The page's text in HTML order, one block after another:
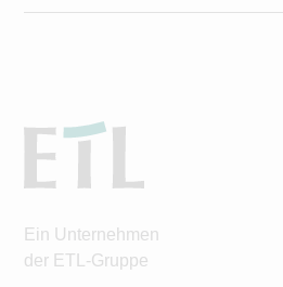
Ein Unternehmen
der ETL-Gruppe